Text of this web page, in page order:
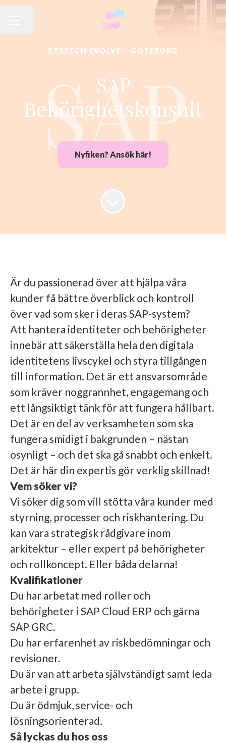
STRETCH EVOLVE · GÖTEBORG
SAP
Behörighetskonsult
Nyfiken? Ansök här!
Är du passionerad över att hjälpa våra
kunder få bättre överblick och kontroll
över vad som sker i deras SAP-system?
Att hantera identiteter och behörigheter
innebär att säkerställa hela den digitala
identitetens livscykel och styra tillgången
till information. Det är ett ansvarsområde
som kräver noggrannhet, engagemang och
ett långsiktigt tänk för att fungera hållbart.
Det är en del av verksamheten som ska
fungera smidigt i bakgrunden – nästan
osynligt – och det ska gå snabbt och enkelt.
Det är här din expertis gör verklig skillnad!
Vem söker vi?
Vi söker dig som vill stötta våra kunder med
styrning, processer och riskhantering. Du
kan vara strategisk rådgivare inom
arkitektur – eller expert på behörigheter
och rollkoncept. Eller båda delarna!
Kvalifikationer
Du har arbetat med roller och
behörigheter i SAP Cloud ERP och gärna
SAP GRC.
Du har erfarenhet av riskbedömningar och
revisioner.
Du är van att arbeta självständigt samt leda
arbete i grupp.
Du är ödmjuk, service- och
lösningsorienterad.
Så lyckas du hos oss